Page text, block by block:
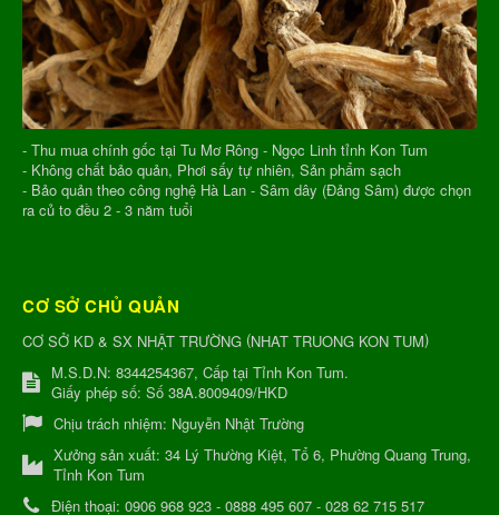
- Thu mua chính gốc tại Tu Mơ Rông - Ngọc Linh tỉnh Kon Tum
- Không chất bảo quản, Phơi sấy tự nhiên, Sản phẩm sạch
- Bảo quản theo công nghệ Hà Lan - Sâm dây (Đảng Sâm) được chọn
ra củ to đều 2 - 3 năm tuổi
CƠ SỞ CHỦ QUẢN
CƠ SỞ KD & SX NHẬT TRƯỜNG (NHAT TRUONG KON TUM)
M.S.D.N: 8344254367, Cấp tại Tỉnh Kon Tum.
Giấy phép số: Số 38A.8009409/HKD
Chịu trách nhiệm: Nguyễn Nhật Trường
Xưởng sản xuất: 34 Lý Thường Kiệt, Tổ 6, Phường Quang Trung,
Tỉnh Kon Tum
Điện thoại: 0906 968 923 - 0888 495 607 - 028 62 715 517